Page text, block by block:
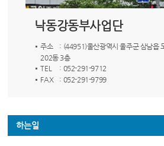
낙동강동부사업단
주소
: (44951)울산광역시 울주군 삼남읍
202동 3층
TEL
: 052-291-9712
FAX
: 052-291-9799
하는일